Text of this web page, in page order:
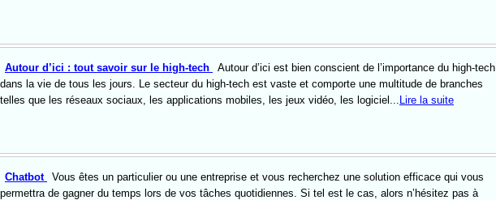
Autour d’ici : tout savoir sur le high-tech
Autour d’ici est bien conscient de l’importance du high-tech
dans la vie de tous les jours. Le secteur du high-tech est vaste et comporte une multitude de branches
telles que les réseaux sociaux, les applications mobiles, les jeux vidéo, les logiciel... Lire la suite
Chatbot Vous êtes un particulier ou une entreprise et vous recherchez une solution efficace qui vous
permettra de gagner du temps lors de vos tâches quotidiennes. Si tel est le cas, alors n’hésitez pas à